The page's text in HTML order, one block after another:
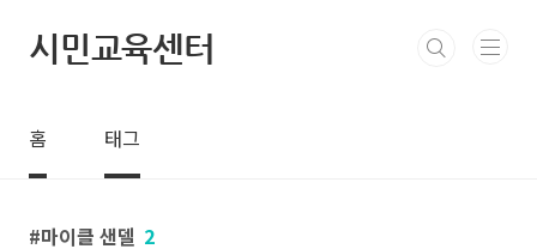
시민교육센터
홈 태그
마이클 샌델 2